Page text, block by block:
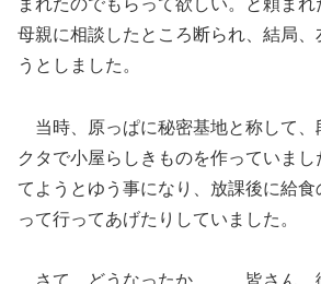
母親に相談したところ断られ、結局、
うとしました。
当時、原っぱに秘密基地と称して、
クタで小屋らしきものを作っていま
てようとゆう事になり、放課後に給
って行ってあげたりしていました。